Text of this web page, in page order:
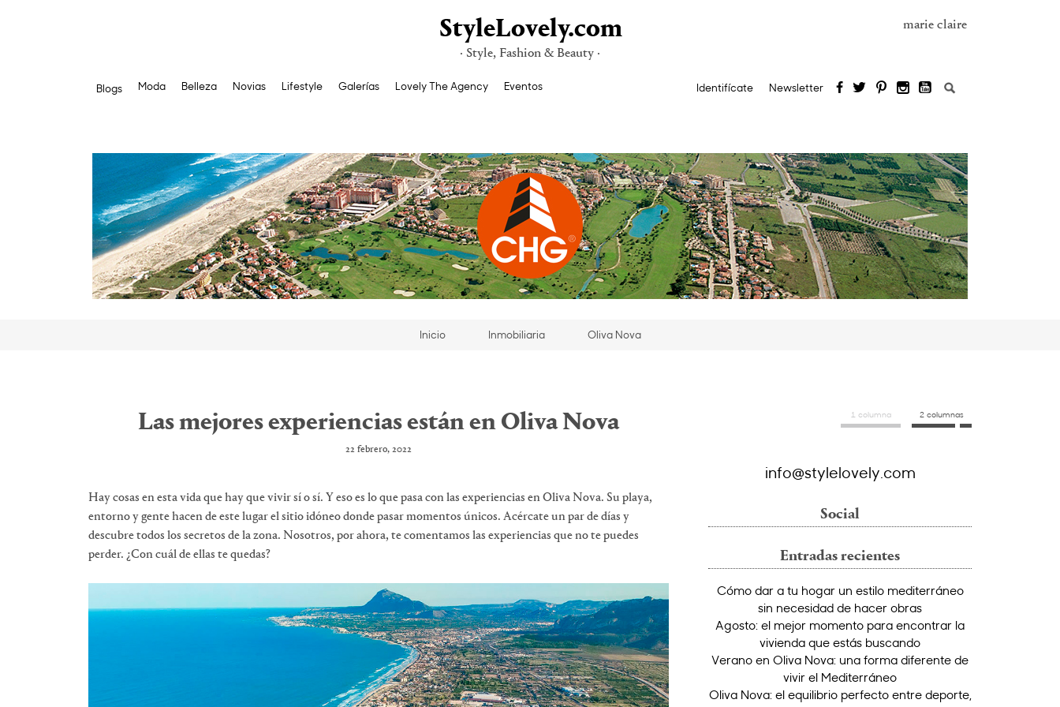
StyleLovely.com
· Style, Fashion & Beauty ·
marie claire
Blogs Moda Belleza Novias Lifestyle Galerías Lovely The Agency Eventos Identifícate Newsletter Buscar:
Inicio Inmobiliaria Oliva Nova
Las mejores experiencias están en Oliva Nova
22 febrero, 2022
Hay cosas en esta vida que hay que vivir sí o sí. Y eso es lo que pasa con las experiencias en Oliva Nova. Su playa,
entorno y gente hacen de este lugar el sitio idóneo donde pasar momentos únicos. Acércate un par de días y
descubre todos los secretos de la zona. Nosotros, por ahora, te comentamos las experiencias que no te puedes
perder. ¿Con cuál de ellas te quedas?
1 columna 2 columnas
info@stylelovely.com
Social
Entradas recientes
Cómo dar a tu hogar un estilo mediterráneo
sin necesidad de hacer obras
Agosto: el mejor momento para encontrar la
vivienda que estás buscando
Verano en Oliva Nova: una forma diferente de
vivir el Mediterráneo
Oliva Nova: el equilibrio perfecto entre deporte,